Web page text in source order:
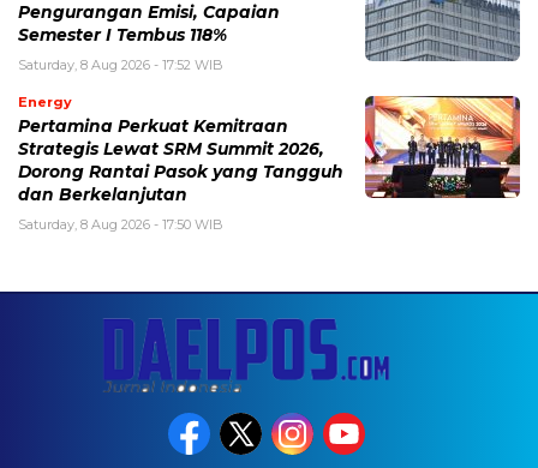
Pengurangan Emisi, Capaian
Semester I Tembus 118%
Saturday, 8 Aug 2026 - 17:52 WIB
Energy
Pertamina Perkuat Kemitraan
Strategis Lewat SRM Summit 2026,
Dorong Rantai Pasok yang Tangguh
dan Berkelanjutan
Saturday, 8 Aug 2026 - 17:50 WIB